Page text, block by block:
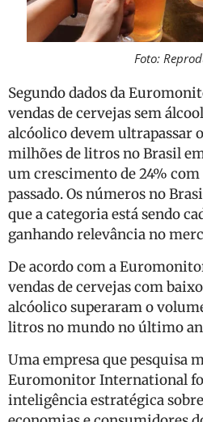
Foto:
Segundo dados da
vendas de cervejas sem
alcóolico devem ultrapassar
milhões de litros no Brasil
um crescimento de 24% com
passado. Os números no
que a categoria está sendo
ganhando relevância no
De acordo com a
vendas de cervejas com
alcóolico superaram o
litros no mundo no último
Uma empresa que pesquisa
Euromonitor International
inteligência estratégica